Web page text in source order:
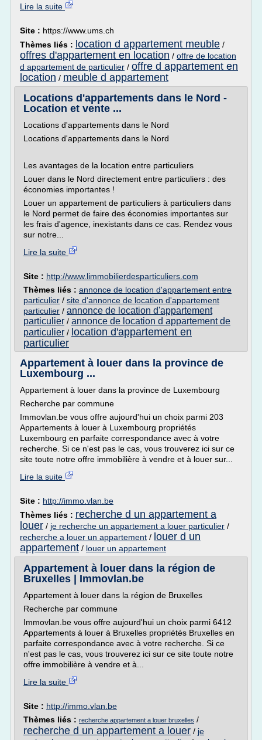
Lire la suite
Site : https://www.ums.ch
Thèmes liés : location d appartement meuble /
offres d'appartement en location / offre de location
d appartement de particulier / offre d appartement en
location / meuble d appartement
Locations d'appartements dans le Nord -
Location et vente ...
Locations d'appartements dans le Nord
Locations d'appartements dans le Nord
Les avantages de la location entre particuliers
Louer dans le Nord directement entre particuliers : des
économies importantes !
Louer un appartement de particuliers à particuliers dans
le Nord permet de faire des économies importantes sur
les frais d'agence, inexistants dans ce cas. Rendez vous
sur notre...
Lire la suite
Site : http://www.limmobilierdesparticuliers.com
Thèmes liés : annonce de location d'appartement entre
particulier / site d'annonce de location d'appartement
particulier / annonce de location d'appartement
particulier / annonce de location d appartement de
particulier / location d'appartement en
particulier
Appartement à louer dans la province de
Luxembourg ...
Appartement à louer dans la province de Luxembourg
Recherche par commune
Immovlan.be vous offre aujourd'hui un choix parmi 203
Appartements à louer à Luxembourg propriétés
Luxembourg en parfaite correspondance avec à votre
recherche. Si ce n'est pas le cas, vous trouverez ici sur ce
site toute notre offre immobilière à vendre et à louer sur...
Lire la suite
Site : http://immo.vlan.be
Thèmes liés : recherche d un appartement a
louer / je recherche un appartement a louer particulier /
recherche a louer un appartement / louer d un
appartement / louer un appartement
Appartement à louer dans la région de
Bruxelles | Immovlan.be
Appartement à louer dans la région de Bruxelles
Recherche par commune
Immovlan.be vous offre aujourd'hui un choix parmi 6412
Appartements à louer à Bruxelles propriétés Bruxelles en
parfaite correspondance avec à votre recherche. Si ce
n'est pas le cas, vous trouverez ici sur ce site toute notre
offre immobilière à vendre et à...
Lire la suite
Site : http://immo.vlan.be
Thèmes liés : recherche appartement a louer bruxelles /
recherche d un appartement a louer / je